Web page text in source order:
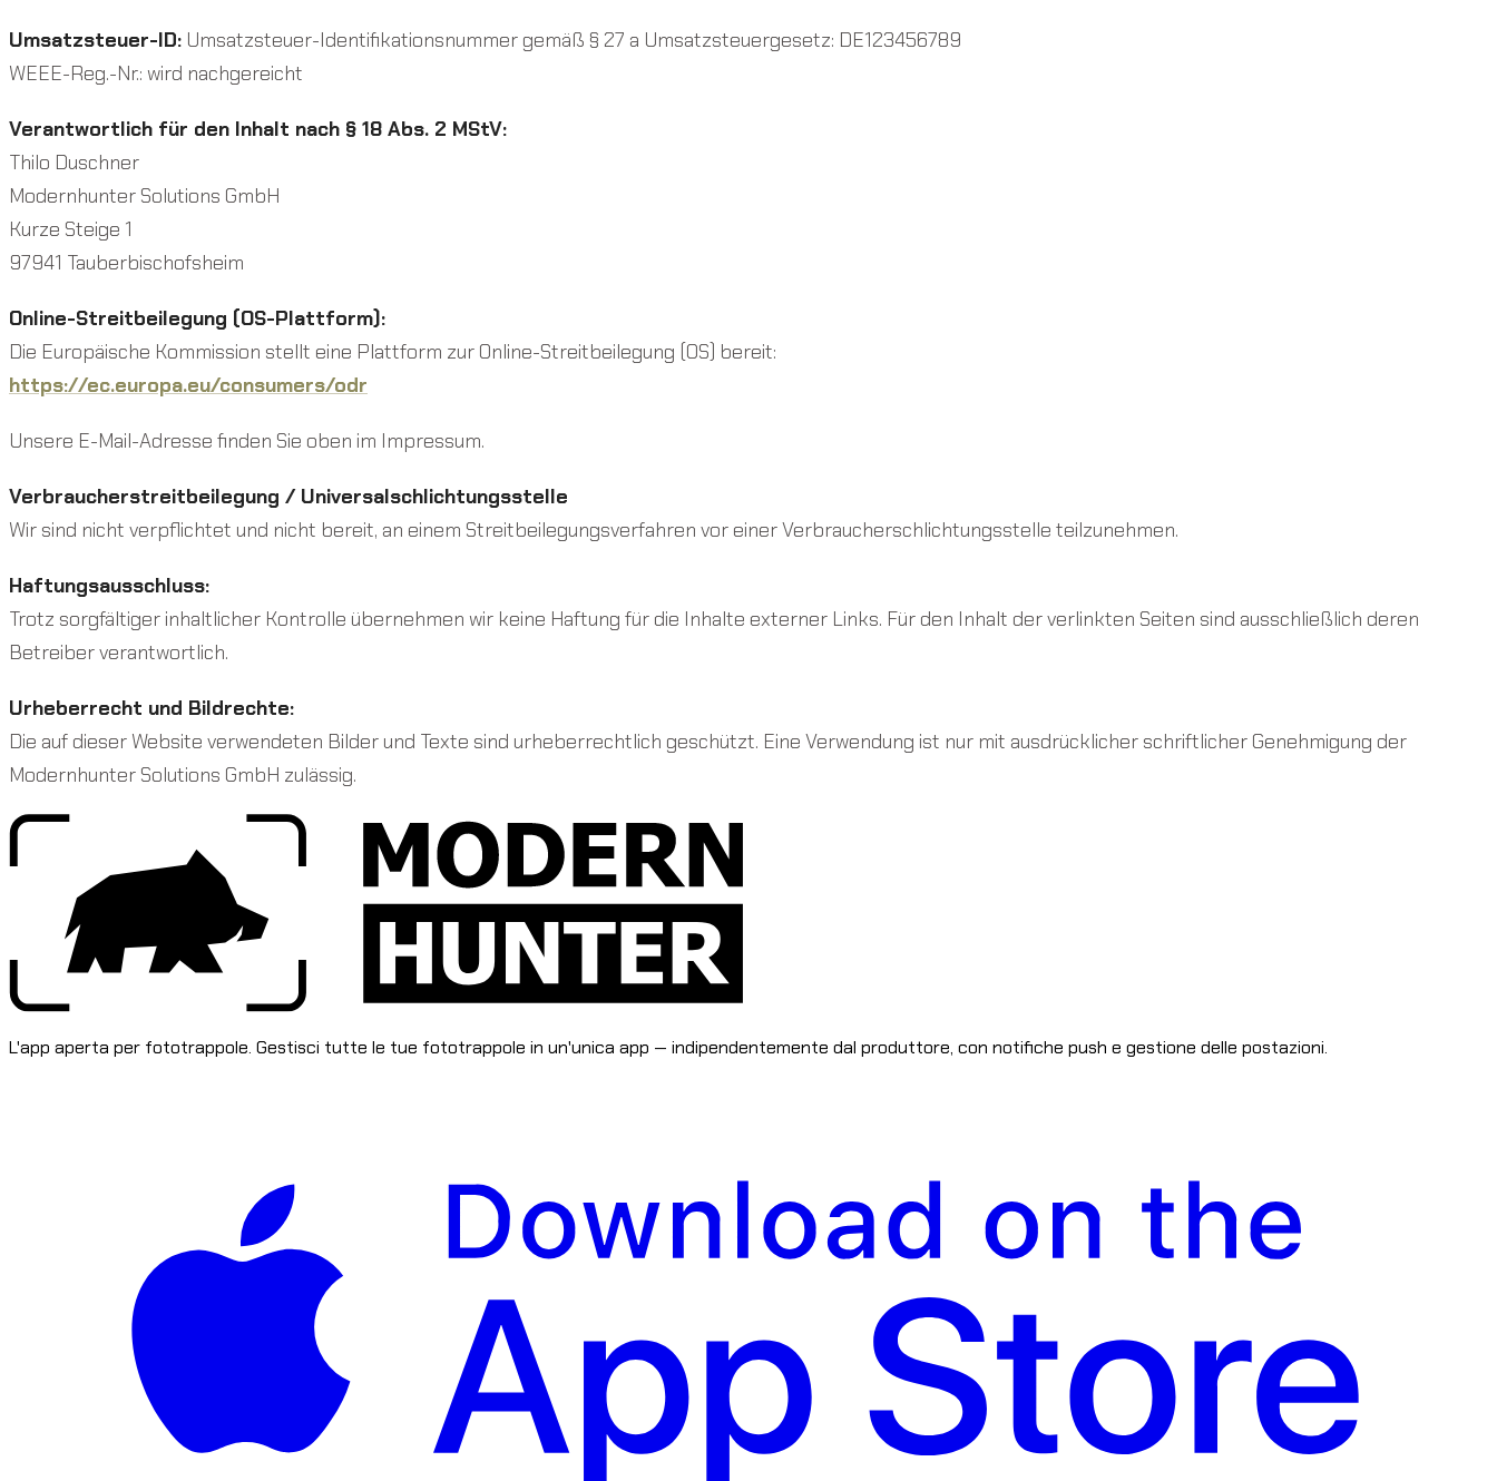
Umsatzsteuer-ID: Umsatzsteuer-Identifikationsnummer gemäß § 27 a Umsatzsteuergesetz: DE123456789
WEEE-Reg.-Nr.: wird nachgereicht
Verantwortlich für den Inhalt nach § 18 Abs. 2 MStV:
Thilo Duschner
Modernhunter Solutions GmbH
Kurze Steige 1
97941 Tauberbischofsheim
Online-Streitbeilegung (OS-Plattform):
Die Europäische Kommission stellt eine Plattform zur Online-Streitbeilegung (OS) bereit:
https://ec.europa.eu/consumers/odr
Unsere E-Mail-Adresse finden Sie oben im Impressum.
Verbraucherstreitbeilegung / Universalschlichtungsstelle
Wir sind nicht verpflichtet und nicht bereit, an einem Streitbeilegungsverfahren vor einer Verbraucherschlichtungsstelle teilzunehmen.
Haftungsausschluss:
Trotz sorgfältiger inhaltlicher Kontrolle übernehmen wir keine Haftung für die Inhalte externer Links. Für den Inhalt der verlinkten Seiten sind ausschließlich deren
Betreiber verantwortlich.
Urheberrecht und Bildrechte:
Die auf dieser Website verwendeten Bilder und Texte sind urheberrechtlich geschützt. Eine Verwendung ist nur mit ausdrücklicher schriftlicher Genehmigung der
Modernhunter Solutions GmbH zulässig.
L'app aperta per fototrappole. Gestisci tutte le tue fototrappole in un'unica app — indipendentemente dal produttore, con notifiche push e gestione delle postazioni.